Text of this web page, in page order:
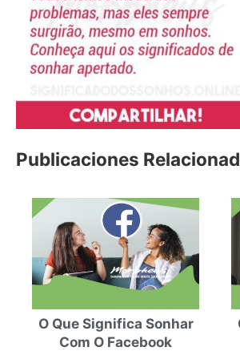
Publicaciones
O Que Significa Sonhar
Com O Facebook